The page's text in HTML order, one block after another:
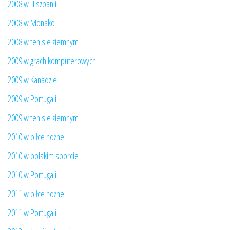
2008 w Hiszpanii
2008 w Monako
2008 w tenisie ziemnym
2009 w grach komputerowych
2009 w Kanadzie
2009 w Portugalii
2009 w tenisie ziemnym
2010 w piłce nożnej
2010 w polskim sporcie
2010 w Portugalii
2011 w piłce nożnej
2011 w Portugalii